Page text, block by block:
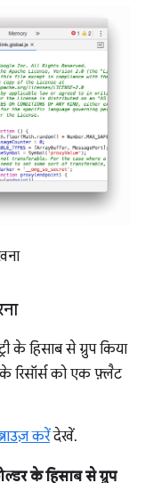
के हिसाब से ग्रुप किया
रिसॉर्स को एक फ़्लैट
करेंदेखें.
के हिसाब से ग्रुप